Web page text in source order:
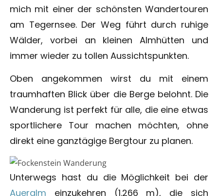
mich mit einer der schönsten Wandertouren
am Tegernsee. Der Weg führt durch ruhige
Wälder, vorbei an kleinen Almhütten und
immer wieder zu tollen Aussichtspunkten.
Oben angekommen wirst du mit einem
traumhaften Blick über die Berge belohnt. Die
Wanderung ist perfekt für alle, die eine etwas
sportlichere Tour machen möchten, ohne
direkt eine ganztägige Bergtour zu planen.
Unterwegs hast du die Möglichkeit bei der
Aueralm einzukehren (1.266 m), die sich